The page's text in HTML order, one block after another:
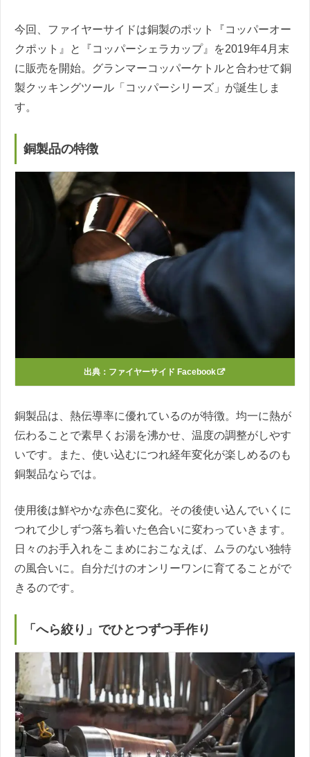
今回、ファイヤーサイドは銅製のポット『コッパーオー
クポット』と『コッパーシェラカップ』を2019年4月末
に販売を開始。グランマーコッパーケトルと合わせて銅
製クッキングツール「コッパーシリーズ」が誕生しま
す。
銅製品の特徴
出典： ファイヤーサイド Facebook
銅製品は、熱伝導率に優れているのが特徴。均一に熱が
伝わることで素早くお湯を沸かせ、温度の調整がしやす
いです。また、使い込むにつれ経年変化が楽しめるのも
銅製品ならでは。
使用後は鮮やかな赤色に変化。その後使い込んでいくに
つれて少しずつ落ち着いた色合いに変わっていきます。
日々のお手入れをこまめにおこなえば、ムラのない独特
の風合いに。自分だけのオンリーワンに育てることがで
きるのです。
「へら絞り」でひとつずつ手作り